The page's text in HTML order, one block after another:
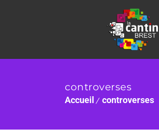
controverses
Accueil controverses